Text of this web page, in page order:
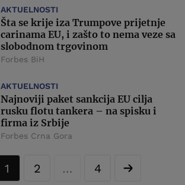
AKTUELNOSTI
Šta se krije iza Trumpove prijetnje
carinama EU, i zašto to nema veze sa
slobodnom trgovinom
Forbes BiH
AKTUELNOSTI
Najnoviji paket sankcija EU cilja
rusku flotu tankera – na spisku i
firma iz Srbije
Forbes Crna Gora
1 2 … 4